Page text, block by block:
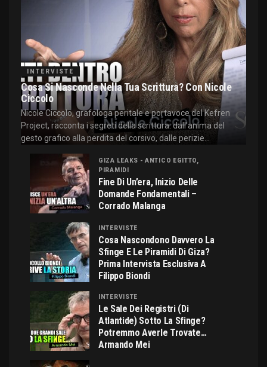
INTERVISTE
Cosa Si Nasconde Nella Tua Scrittura? Con Nicole
Ciccolo
Nicole Ciccolo, grafologa peritale e portavoce del Kefren
Project, racconta i segreti della scrittura: dall'anima del
gesto grafico alla perdita del corsivo, dalle perizie...
GIZA LEAKS - ANTICO EGITTO,
PIRAMIDI
Fine Di Un’era, Inizio Delle
Domande Fondamentali –
Corrado Malanga
INTERVISTE
Cosa Nascondono Davvero La
Sfinge E Le Piramidi Di Giza?
Prima Intervista Esclusiva A
Filippo Biondi
INTERVISTE
Le Sale Dei Registri (di
Atlantide) Sotto La Sfinge?
Potremmo Averle Trovate…
Armando Mei